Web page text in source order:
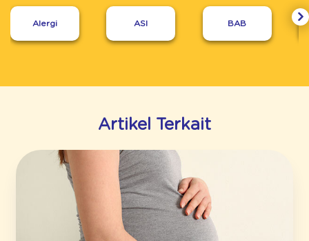
Alergi ASI BAB
Artikel Terkait